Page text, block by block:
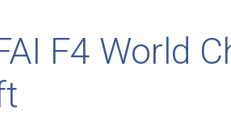
F4 World